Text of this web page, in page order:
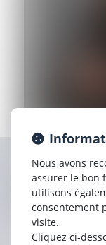
Nous avons
assurer le bon
utilisons
consentement
visite.
Cliquez ci-